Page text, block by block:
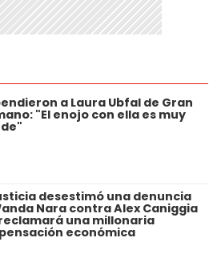
a Laura Ubfal de Gran
"El enojo con ella es muy
desestimó una denuncia
Nara contra Alex Caniggia
una millonaria
económica